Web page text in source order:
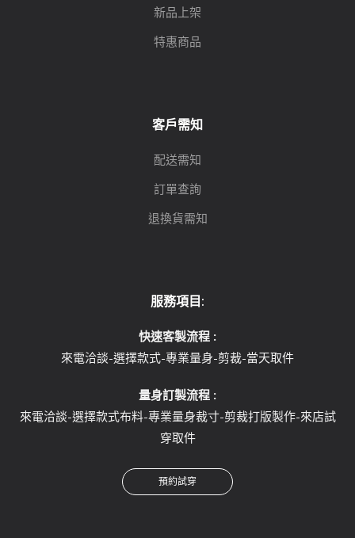
新品上架
特惠商品
客戶需知
配送需知
訂單查詢
退換貨需知
服務項目:
快速客製流程 :
來電洽談-選擇款式-專業量身-剪裁-當天取件
量身訂製流程 :
來電洽談-選擇款式布料-專業量身裁寸-剪裁打版製作-來店試
穿取件
預約試穿